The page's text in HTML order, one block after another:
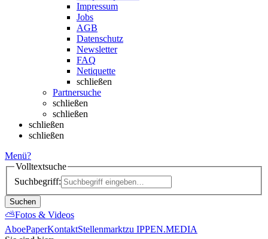
Impressum
Jobs
AGB
Datenschutz
Newsletter
FAQ
Netiquette
schließen
Partnersuche
schließen
schließen
schließen
schließen
Menü?
Volltextsuche
Suchbegriff:
Suchen
⛅Fotos & Videos
AboePaperKontaktStellenmarktzu IPPEN.MEDIA